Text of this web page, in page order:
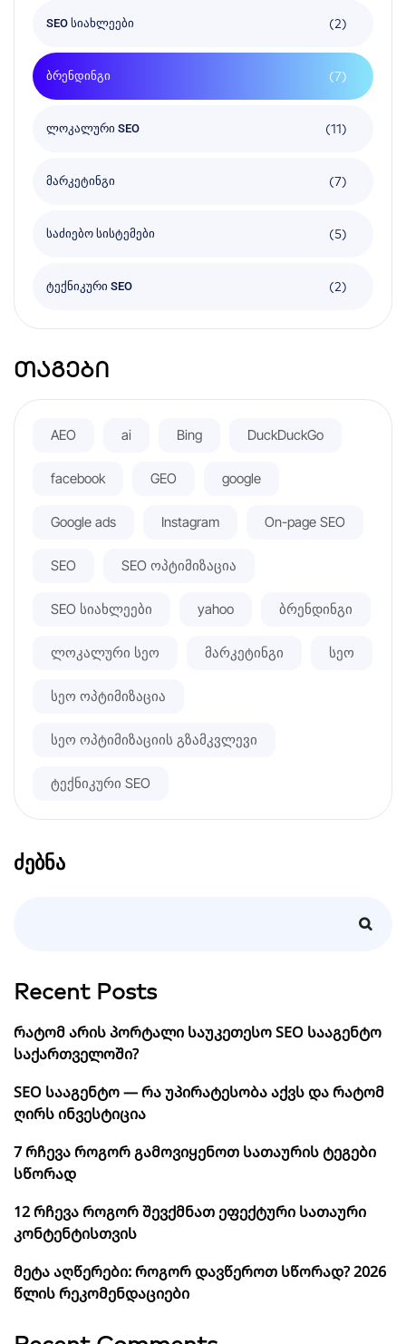
SEO სიახლეები (2)
ბრენდინგი (7)
ლოკალური SEO (11)
მარკეტინგი (7)
საძიებო სისტემები (5)
ტექნიკური SEO (2)
თაგები
AEO ai Bing DuckDuckGo
facebook GEO google
Google ads Instagram On-page SEO
SEO SEO ოპტიმიზაცია
SEO სიახლეები yahoo ბრენდინგი
ლოკალური სეო მარკეტინგი სეო
სეო ოპტიმიზაცია
სეო ოპტიმიზაციის გზამკვლევი
ტექნიკური SEO
ძებნა
Recent Posts
რატომ არის პორტალი საუკეთესო SEO სააგენტო
საქართველოში?
SEO სააგენტო — რა უპირატესობა აქვს და რატომ
ღირს ინვესტიცია
7 რჩევა როგორ გამოვიყენოთ სათაურის ტეგები
სწორად
12 რჩევა როგორ შევქმნათ ეფექტური სათაური
კონტენტისთვის
მეტა აღწერები: როგორ დავწეროთ სწორად? 2026
წლის რეკომენდაციები